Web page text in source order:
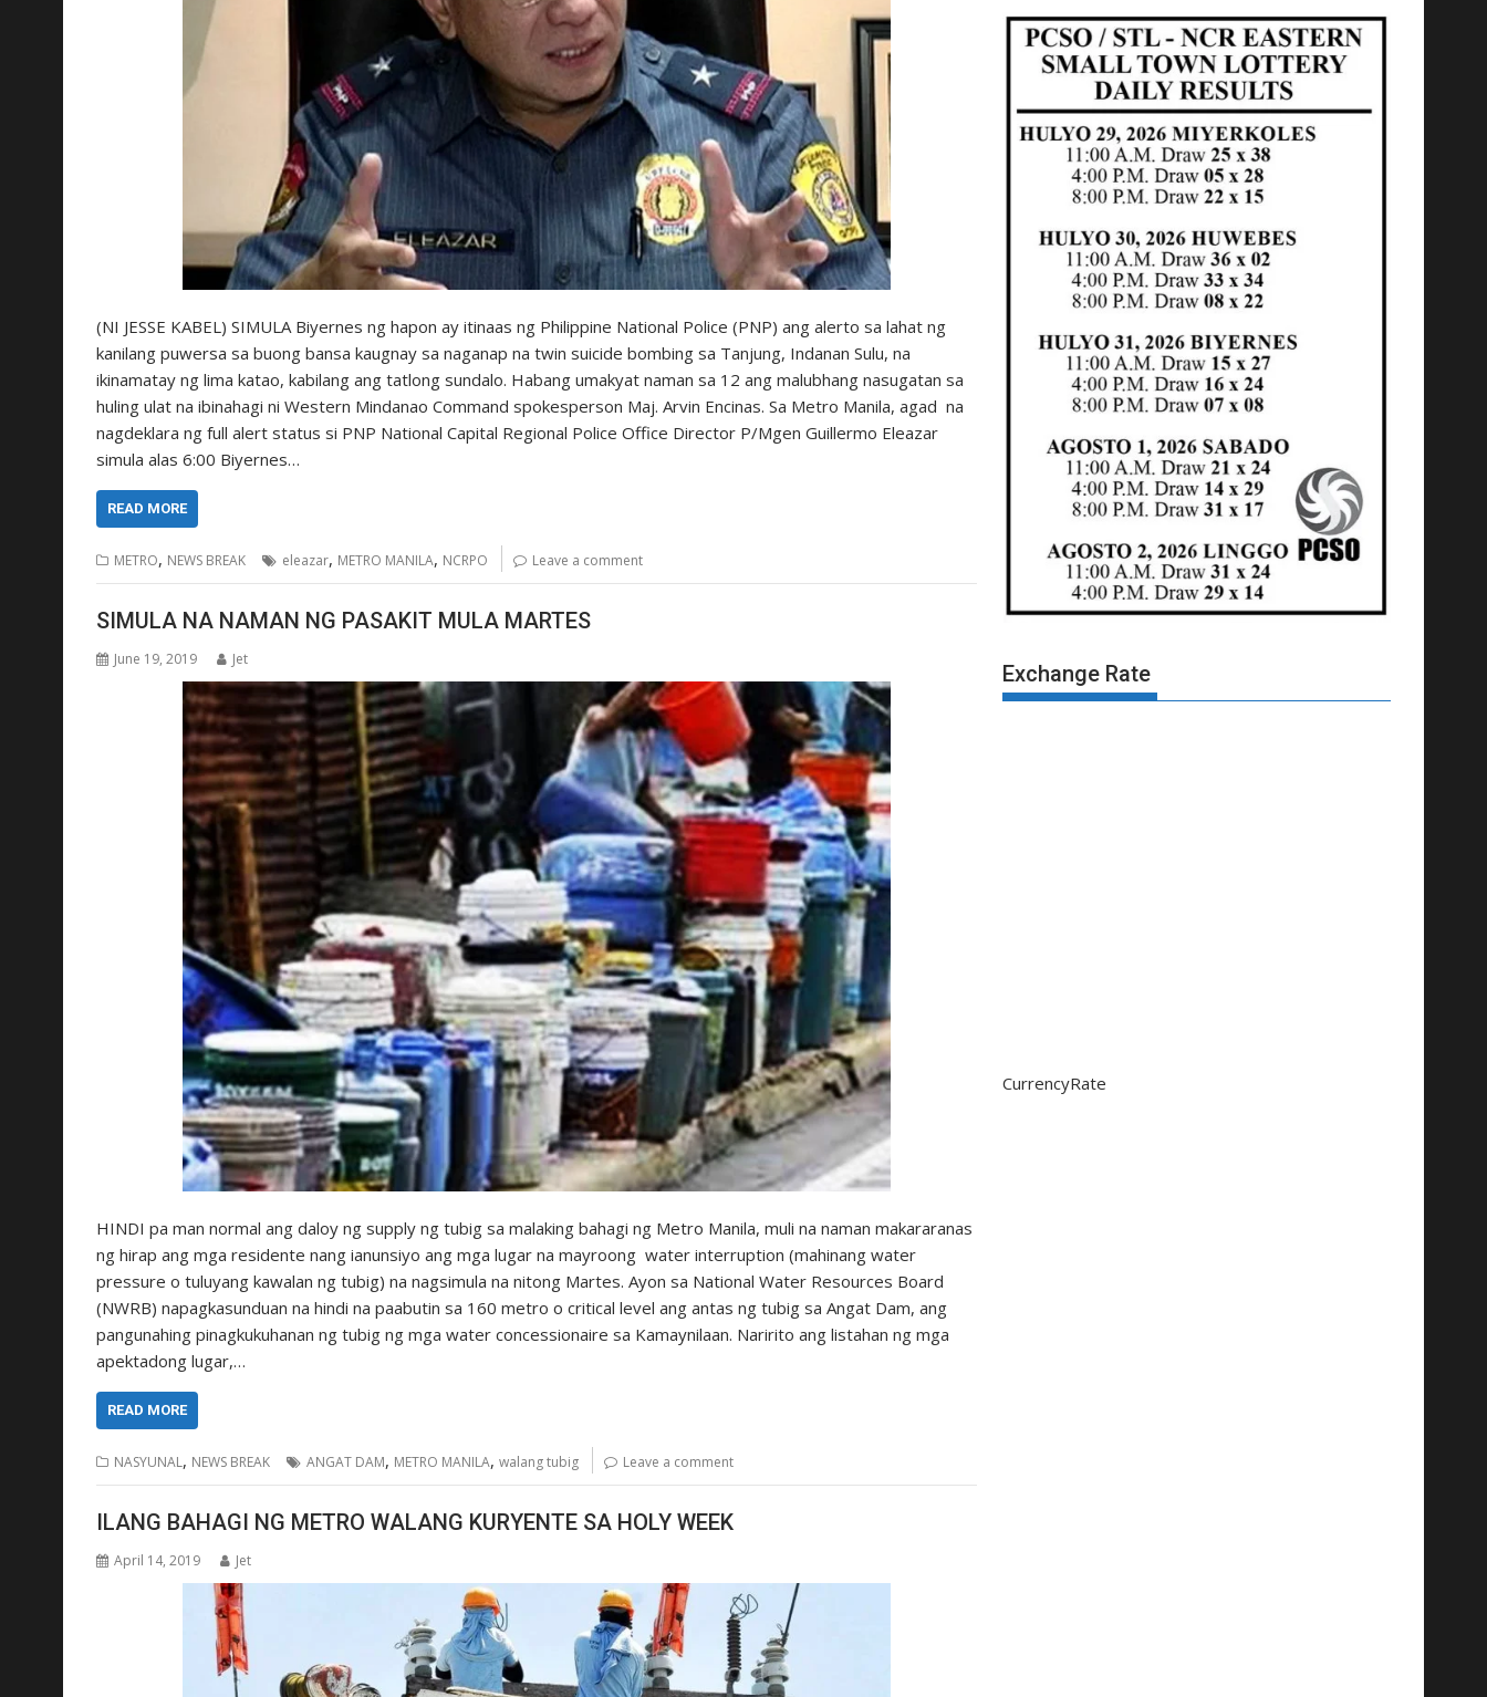
(NI JESSE KABEL) SIMULA Biyernes ng hapon ay itinaas ng Philippine National Police (PNP) ang alerto sa lahat ng
kanilang puwersa sa buong bansa kaugnay sa naganap na twin suicide bombing sa Tanjung, Indanan Sulu, na
ikinamatay ng lima katao, kabilang ang tatlong sundalo. Habang umakyat naman sa 12 ang malubhang nasugatan sa
huling ulat na ibinahagi ni Western Mindanao Command spokesperson Maj. Arvin Encinas. Sa Metro Manila, agad na
nagdeklara ng full alert status si PNP National Capital Regional Police Office Director P/Mgen Guillermo Eleazar
simula alas 6:00 Biyernes…
READ MORE
METRO, NEWS BREAK eleazar, METRO MANILA, NCRPO Leave a comment
SIMULA NA NAMAN NG PASAKIT MULA MARTES
June 19, 2019 Jet
HINDI pa man normal ang daloy ng supply ng tubig sa malaking bahagi ng Metro Manila, muli na naman makararanas
ng hirap ang mga residente nang ianunsiyo ang mga lugar na mayroong water interruption (mahinang water
pressure o tuluyang kawalan ng tubig) na nagsimula na nitong Martes. Ayon sa National Water Resources Board
(NWRB) napagkasunduan na hindi na paabutin sa 160 metro o critical level ang antas ng tubig sa Angat Dam, ang
pangunahing pinagkukuhanan ng tubig ng mga water concessionaire sa Kamaynilaan. Naririto ang listahan ng mga
apektadong lugar,…
READ MORE
NASYUNAL, NEWS BREAK ANGAT DAM, METRO MANILA, walang tubig Leave a comment
ILANG BAHAGI NG METRO WALANG KURYENTE SA HOLY WEEK
April 14, 2019 Jet
Exchange Rate
CurrencyRate